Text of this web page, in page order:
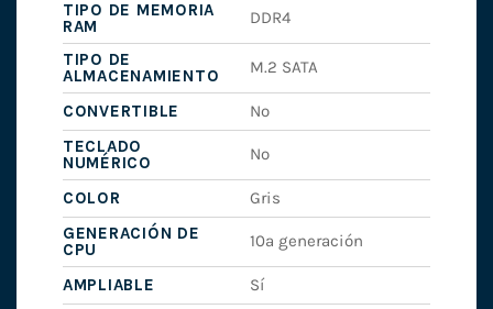
TIPO DE MEMORIA
RAM
DDR4
TIPO DE
ALMACENAMIENTO
M.2 SATA
CONVERTIBLE
No
TECLADO
NUMÉRICO
No
COLOR
Gris
GENERACIÓN DE
CPU
10ª generación
AMPLIABLE
Sí